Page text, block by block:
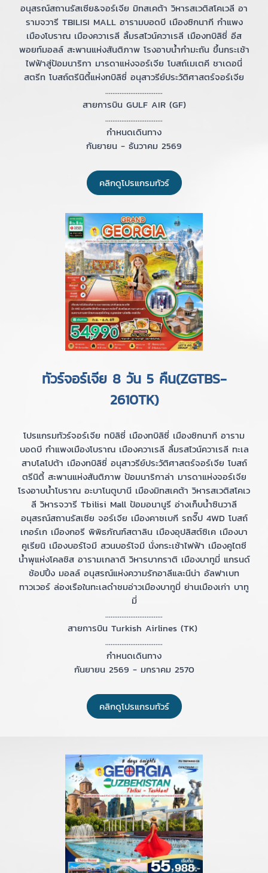
อนุสรณ์สถานรัสเซีย&จอร์เจีย มิทสเคต้า วิหารสเวติสโคเวลี อา
รามจวารี TBILISI MALL อารามบอดบี เมืองซิกนากี กำแพง
เมืองโบราณ เมืองควาเรลี ลิ้มรสไวน์ควาเรลี เมืองทบิลิซี่ อีส
พอยท์มอลล์ สะพานแห่งสันติภาพ โรงอาบน้ำกำมะถัน ขึ้นกระเช้า
ไฟฟ้าสู่ป้อมนาริกา มารดาแห่งจอร์เจีย โบสถ์เมเตคี ชาเดอนี่
สตรีท โบสถ์ตรีนิตี้แห่งทบิลิซี่ อนุสาวรีย์ประวัติศาสตร์จอร์เจีย
................................
สายการบิน GULF AIR (GF)
................................
กำหนดเดินทาง
กันยายน - ธันวาคม 2569
คลิกดูโปรแกรมทัวร์
ทัวร์จอร์เจีย 8 วัน 5 คืน(ZGTBS-
2610TK)
โปรแกรมทัวร์จอร์เจีย ทบิลิซี่ เมืองทบิลิซี่ เมืองซิกนากี อาราม
บอดบี กำแพงเมืองโบราณ เมืองควาเรลี ลิ้มรสไวน์ควาเรลี ทะเล
สาบโลโปต้า เมืองทบิลิซี่ อนุสาวรีย์ประวัติศาสตร์จอร์เจีย โบสถ์
ตรีนิตี้ สะพานแห่งสันติภาพ ป้อมนาริกาล่า มารดาแห่งจอร์เจีย
โรงอาบน้ำโบราณ อะบาโนตูบานี เมืองมิทสเคต้า วิหารสเวติสโคเว
ลี วิหารจวารี Tbilisi Mall ป้อมอนานูรี อ่างเก็บน้ำซินวาลี
อนุสรณ์สถานรัสเซีย จอร์เจีย เมืองคาซเบกี รถจี๊ป 4WD โบสถ์
เกอร์เก เมืองกอรี พิพิธภัณฑ์สตาลิน เมืองอุปลิสต์ซิเค เมืองบา
คูเรียนิ เมืองบอร์โจมี สวนบอร์โจมี นั่งกระเช้าไฟฟ้า เมืองคูไตซี
น้ำพุแห่งโคลชิส อารามเกลาติ วิหารบากราติ เมืองบาทูมี่ แกรนด์
ช้อปปิ้ง มอลล์ อนุสรณ์แห่งความรักอาลีและนีน่า อัลฟาเบท
ทาวเวอร์ ล่องเรือในทะเลดำชมอ่าวเมืองบาทูมี่ ย่านเมืองเก่า บาทู
มี่
................................
สายการบิน Turkish Airlines (TK)
................................
กำหนดเดินทาง
กันยายน 2569 - มกราคม 2570
คลิกดูโปรแกรมทัวร์